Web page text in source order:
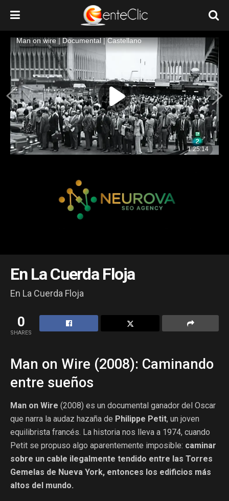
En La Cuerda Floja
En La Cuerda Floja
0
SHARES
Man on Wire (2008): Caminando
entre sueños
Man on Wire (2008) es un documental ganador del Oscar
que narra la audaz hazaña de Philippe Petit, un joven
equilibrista francés. La historia nos lleva a 1974, cuando
Petit se propuso algo aparentemente imposible: caminar
sobre un cable ilegalmente tendido entre las Torres
Gemelas de Nueva York, entonces los edificios más
altos del mundo.